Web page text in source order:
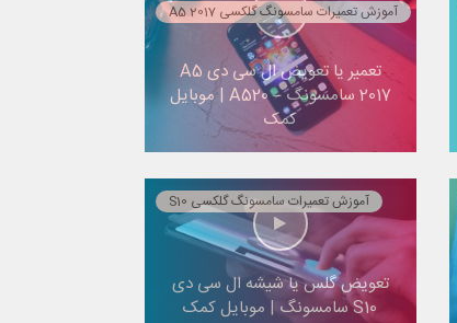
تعمیر یا تعویض ال سی دی A5
2017 سامسونگ – A520 | موبایل
کمک
آموزش تعمیرات سامسونگ گلکسی A5 2017
تعویض گلس یا شیشه ال سی دی
S10 سامسونگ | موبایل کمک
آموزش تعمیرات سامسونگ گلکسی S10